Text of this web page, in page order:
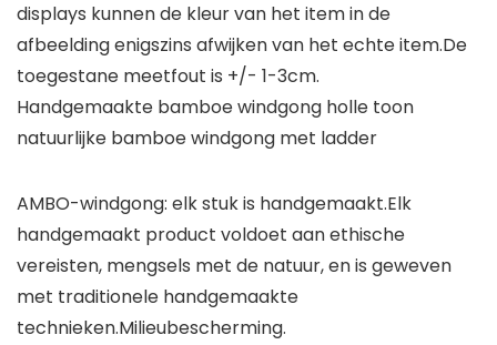
displays kunnen de kleur van het item in de
afbeelding enigszins afwijken van het echte item.De
toegestane meetfout is +/- 1-3cm.
Handgemaakte bamboe windgong holle toon
natuurlijke bamboe windgong met ladder
AMBO-windgong: elk stuk is handgemaakt.Elk
handgemaakt product voldoet aan ethische
vereisten, mengsels met de natuur, en is geweven
met traditionele handgemaakte
technieken.Milieubescherming.